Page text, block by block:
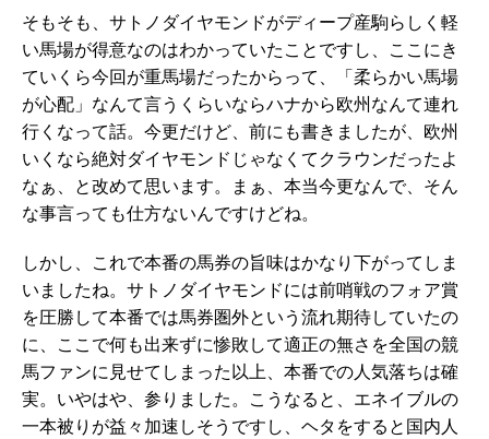
そもそも、サトノダイヤモンドがディープ産駒らしく軽
い馬場が得意なのはわかっていたことですし、ここにき
ていくら今回が重馬場だったからって、「柔らかい馬場
が心配」なんて言うくらいならハナから欧州なんて連れ
行くなって話。今更だけど、前にも書きましたが、欧州
いくなら絶対ダイヤモンドじゃなくてクラウンだったよ
なぁ、と改めて思います。まぁ、本当今更なんで、そん
な事言っても仕方ないんですけどね。
しかし、これで本番の馬券の旨味はかなり下がってしま
いましたね。サトノダイヤモンドには前哨戦のフォア賞
を圧勝して本番では馬券圏外という流れ期待していたの
に、ここで何も出来ずに惨敗して適正の無さを全国の競
馬ファンに見せてしまった以上、本番での人気落ちは確
実。いやはや、参りました。こうなると、エネイブルの
一本被りが益々加速しそうですし、ヘタをすると国内人